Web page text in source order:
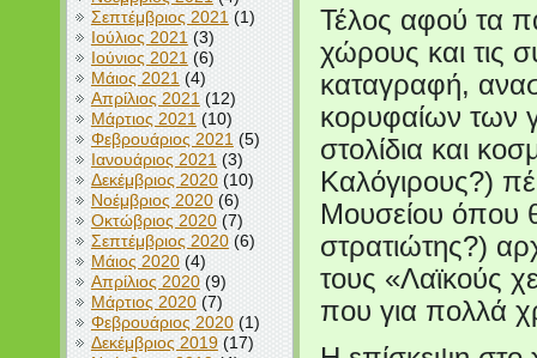
Σεπτέμβριος 2021 (1)
Ιούλιος 2021 (3)
Ιούνιος 2021 (6)
Μάιος 2021 (4)
Απρίλιος 2021 (12)
Μάρτιος 2021 (10)
Φεβρουάριος 2021 (5)
Ιανουάριος 2021 (3)
Δεκέμβριος 2020(10)
Νοέμβριος 2020(6)
Οκτώβριος 2020(7)
Σεπτέμβριος 2020(6)
Μάιος 2020(4)
Απρίλιος 2020(9)
Μάρτιος 2020(7)
Φεβρουάριος 2020(1)
Δεκέμβριος 2019(17)
Τέλος αφού τα
χώρους και τις
καταγραφή,
κορυφαίων των
στολίδια και
Καλόγιρους?)
Μουσείου όπου
στρατιώτης?)
τους «Λαϊκούς
που για πολλά